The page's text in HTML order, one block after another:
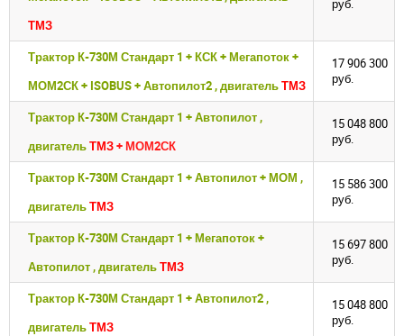
ТМЗ
руб.
Трактор К-730М Стандарт 1 + КСК + Мегапоток +
МОМ2СК + ISOBUS + Автопилот2 , двигательТМЗ
17 906 300
руб.
Трактор К-730М Стандарт 1 + Автопилот ,
двигательТМЗ+ МОМ2СК
15 048 800
руб.
Трактор К-730М Стандарт 1 + Автопилот + МОМ ,
двигательТМЗ
15 586 300
руб.
Трактор К-730М Стандарт 1 + Мегапоток +
Автопилот , двигательТМЗ
15 697 800
руб.
Трактор К-730М Стандарт 1 + Автопилот2 ,
двигательТМЗ
15 048 800
руб.